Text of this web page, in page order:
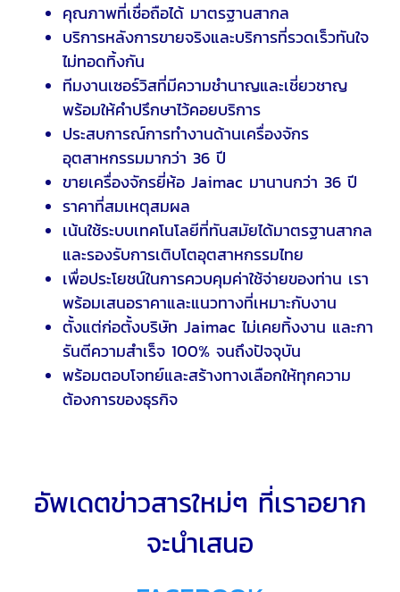
คุณภาพที่เชื่อถือได้ มาตรฐานสากล
บริการหลังการขายจริงและบริการที่รวดเร็วทันใจ
ไม่ทอดทิ้งกัน
ทีมงานเซอร์วิสที่มีความชำนาญและเชี่ยวชาญ
พร้อมให้คำปรึกษาไว้คอยบริการ
ประสบการณ์การทำงานด้านเครื่องจักร
อุตสาหกรรมมากว่า 36 ปี
ขายเครื่องจักรยี่ห้อ Jaimac มานานกว่า 36 ปี
ราคาที่สมเหตุสมผล
เน้นใช้ระบบเทคโนโลยีที่ทันสมัยได้มาตรฐานสากล
และรองรับการเติบโตอุตสาหกรรมไทย
เพื่อประโยชน์ในการควบคุมค่าใช้จ่ายของท่าน เรา
พร้อมเสนอราคาและแนวทางที่เหมาะกับงาน
ตั้งแต่ก่อตั้งบริษัท Jaimac ไม่เคยทิ้งงาน และกา
รันตีความสำเร็จ 100% จนถึงปัจจุบัน
พร้อมตอบโจทย์และสร้างทางเลือกให้ทุกความ
ต้องการของธุรกิจ
อัพเดตข่าวสารใหม่ๆ ที่เราอยาก
จะนำเสนอ